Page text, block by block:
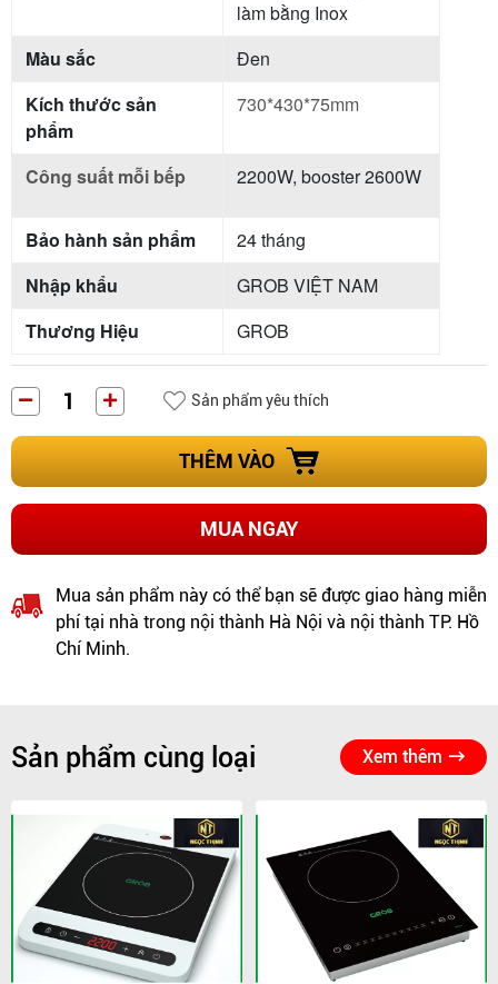
làm bằng Inox
Màu sắc
Đen
Kích thước sản
phẩm
730*430*75mm
Công suất mỗi bếp 2200W, booster 2600W
Bảo hành sản phẩm
24 tháng
Nhập khẩu
GROB VIỆT NAM
Thương Hiệu
GROB
Sản phẩm yêu thích
THÊM VÀO
MUA NGAY
Mua sản phẩm này có thể bạn sẽ được giao hàng miễn
phí tại nhà trong nội thành Hà Nội và nội thành TP. Hồ
Chí Minh.
Sản phẩm cùng loại Xem thêm